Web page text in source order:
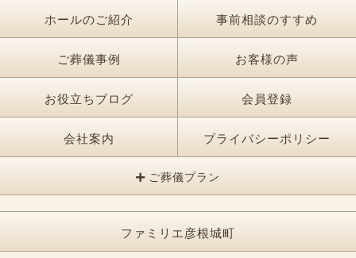
ホールのご紹介 事前相談のすすめ
ご葬儀事例 お客様の声
お役立ちブログ 会員登録
会社案内 プライバシーポリシー
ご葬儀プラン
ファミリエ彦根城町